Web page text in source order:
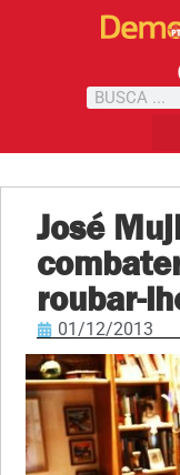
José
roubar-
01/12/2013